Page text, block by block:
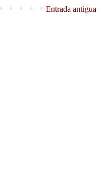
Entrada antigua